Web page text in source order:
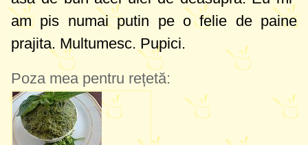
am pis numai putin pe o felie de paine
prajita. Multumesc. Pupici.
Poza mea pentru rețetă: